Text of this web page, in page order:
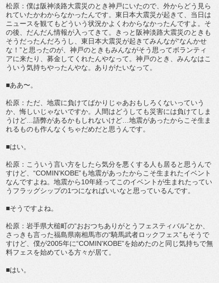
松原：僕は阪神淡路大震災のとき神戸にいたので、外からどう見ら
れていたかわからなかったんです。東日本大震災が起きて、当日は
ニュースを観てもどういう状況かよくわからなかったんですよ。そ
の後、だんだん情報が入ってきて。きっと阪神淡路大震災のときも
そうだったんだろうし、東日本大震災が起きてみんなが“なんかせ
な！”と思ったのが、神戸のときもみんながそう思ってボランティ
アに来たり、募金してくれたんやなって。神戸のとき、みんなはこ
ういう気持ちやったんやな。ありがたいなって。
■ああ〜。
松原：ただ、地震に負けてばかりじゃあおもしろくないっていう
か、悔しいじゃないですか。人間はどうしても災害には負けてしま
うけど…語弊があるかもしれないけど…地震があったからこそ生ま
れるものも作んなくちゃだめだと思うんです。
■はい。
松原：こういう言い方をしたら気分を悪くする人も居ると思うんで
すけど、“COMIN'KOBE”も地震があったからこそ生まれたイベント
なんですよね。地震から10年経ってこのイベントが生まれたってい
うフラッグシップの1つになればいいなと思っているんです。
■そうですよね。
松原：岩手県大槌町の“おおつちありがとうフェスティバル”とか、
さっきも言った福島県南相馬市の“騎馬武者ロックフェス”もそうで
すけど、僕が2005年に“COMIN'KOBE”を始めたのと同じ気持ちで無
料フェスを始めている方々が居て。
■はい。